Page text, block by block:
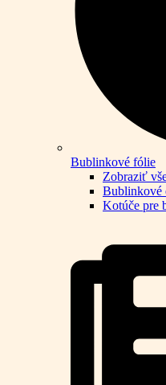
Bublinkové fólie
Zobraziť
Bublinkové
Kotúče pre